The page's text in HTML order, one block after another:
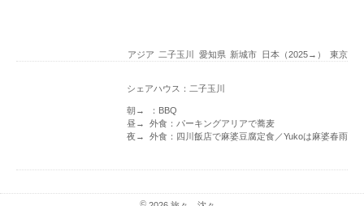
アジア 二子玉川 愛知県 新城市 日本（2025→） 東京
シェアハウス：二子玉川
朝→ ：BBQ
昼→ 外食：パーキングアリアで蕎麦
夜→ 外食：四川飯店で麻婆豆腐定食／Yukoは麻婆春雨
©